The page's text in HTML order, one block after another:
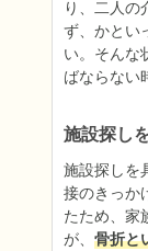
り、二人の
ず、かとい
い。そんな
ばならない
施設探し
施設探しを
接のきっか
たため、家
が、 骨折と